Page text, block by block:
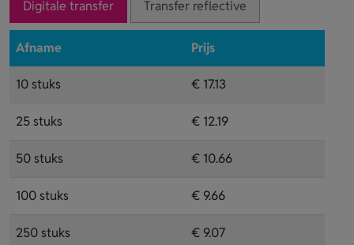
Digitale transfer Transfer reflective
Afname Prijs
10 stuks € 17.13
25 stuks € 12.19
50 stuks € 10.66
100 stuks € 9.66
250 stuks € 9.07